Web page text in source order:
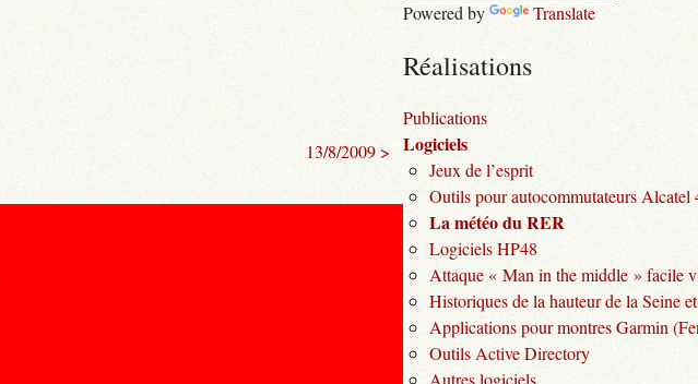
13/8/2009 >
Powered by Translate
Réalisations
Publications
Logiciels
Jeux de l’esprit
Outils pour autocommutateurs Alcatel
La météo du RER
Logiciels HP48
Attaque « Man in the middle » facile
Historiques de la hauteur de la Seine
Applications pour montres Garmin
Outils Active Directory
Autres logiciels